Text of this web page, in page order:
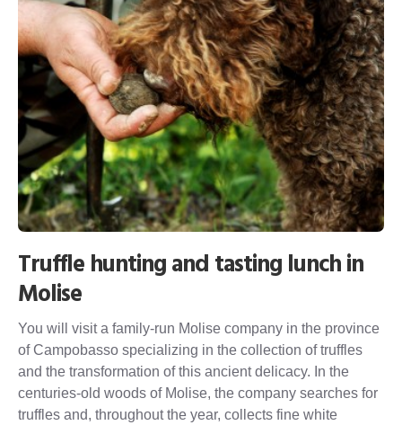
Truffle hunting and tasting lunch in
Molise
You will visit a family-run Molise company in the province
of Campobasso specializing in the collection of truffles
and the transformation of this ancient delicacy. In the
centuries-old woods of Molise, the company searches for
truffles and, throughout the year, collects fine white